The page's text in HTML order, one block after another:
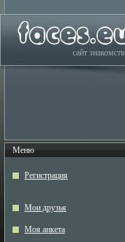
сайт знакомств
Меню
Регистрация
Мои друзья
Моя анкета